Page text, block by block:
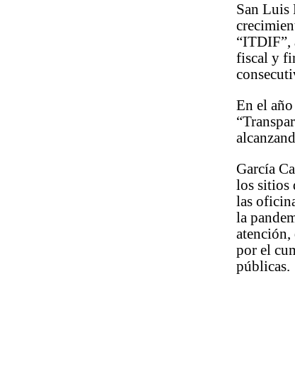
San Luis
“ITDIF”,
fiscal y
En el
García
los sitios
las
la
atención,
por el
públicas.